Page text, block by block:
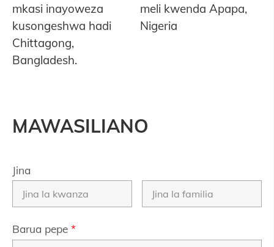
mkasi inayoweza
kusongeshwa hadi
Chittagong,
Bangladesh.
meli kwenda Apapa,
Nigeria
MAWASILIANO
Jina
Barua pepe *